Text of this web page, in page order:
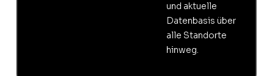
und aktuelle
Datenbasis über
alle Standorte
hinweg.